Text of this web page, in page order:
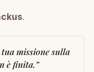
.
missione sulla
è finita.”